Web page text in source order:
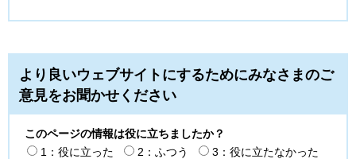
より良いウェブサイトにするためにみなさまのご
意見をお聞かせください
このページの情報は役に立ちましたか？
1：役に立った
2：ふつう
3：役に立たなかった